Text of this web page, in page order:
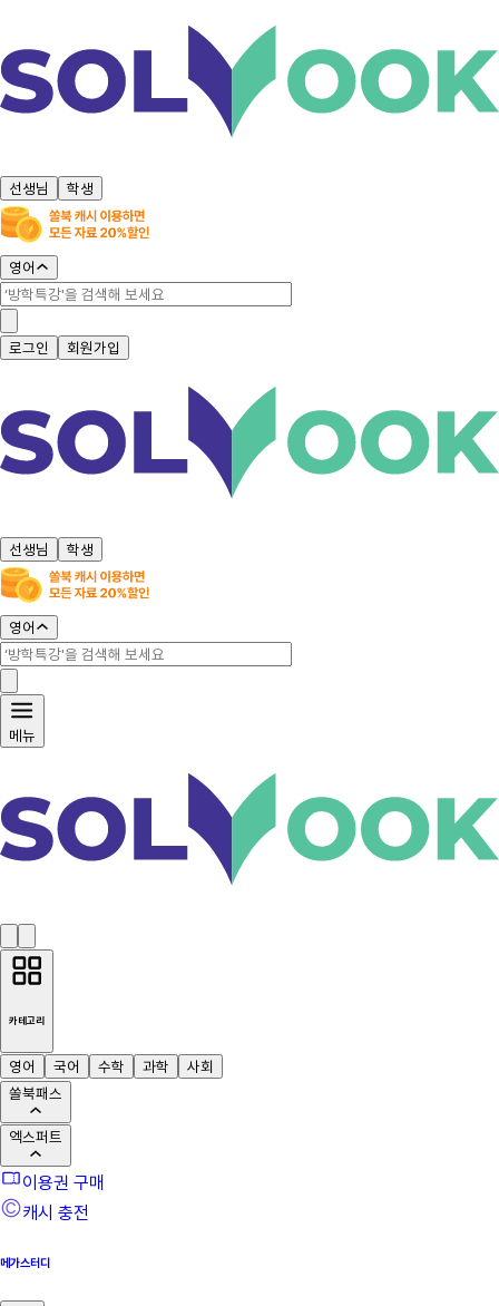
선생님 학생
영어
로그인 회원가입
선생님 학생
영어
메뉴
카테고리
영어 국어 수학 과학
사회
쏠북패스
엑스퍼트
이용권 구매
캐시 충전
메가스터디